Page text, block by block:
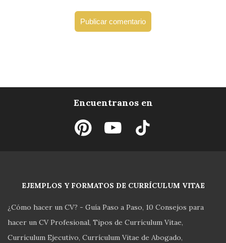
Encuentranos en
EJEMPLOS Y FORMATOS DE CURRÍCULUM VITAE
¿Cómo hacer un CV? - Guía Paso a Paso 10 Consejos para
hacer un CV Profesional Tipos de Currículum Vitae
Currículum Ejecutivo Currículum Vitae de Abogado